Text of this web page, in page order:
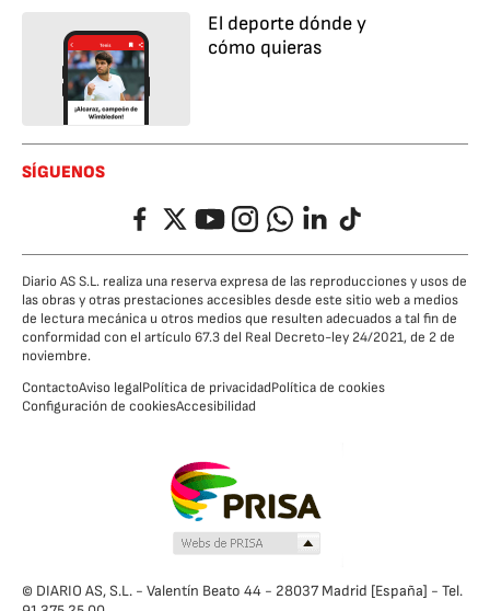
El deporte dónde y
cómo quieras
SÍGUENOS
FacebookTwitterYouTubeInstagramWhatsappLinkedIn
TikTok
Diario AS S.L. realiza una reserva expresa de las reproducciones y usos de
las obras y otras prestaciones accesibles desde este sitio web a medios
de lectura mecánica u otros medios que resulten adecuados a tal fin de
conformidad con el artículo 67.3 del Real Decreto-ley 24/2021, de 2 de
noviembre.
ContactoAviso legalPolítica de privacidadPolítica de cookies
Configuración de cookiesAccesibilidad
© DIARIO AS, S.L. - Valentín Beato 44 - 28037 Madrid [España] - Tel.